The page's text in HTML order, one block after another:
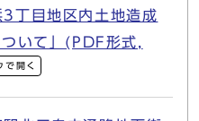
丁目地区内土地造成
いて」(PDF形式,
で開く